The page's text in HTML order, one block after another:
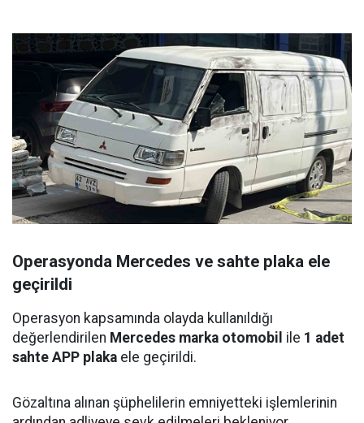
Operasyonda Mercedes ve sahte plaka ele
geçirildi
Operasyon kapsamında olayda kullanıldığı
değerlendirilen Mercedes marka otomobil ile 1 adet
sahte APP plaka ele geçirildi.
Gözaltına alınan şüphelilerin emniyetteki işlemlerinin